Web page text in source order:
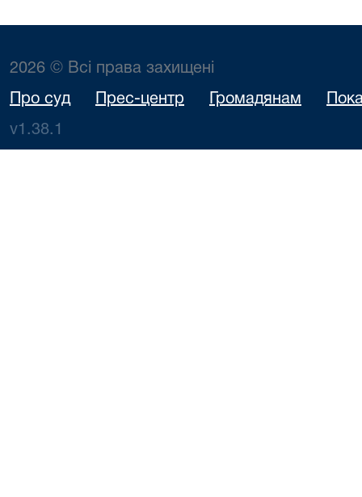
2026 © Всі права захищені
Про суд Прес-центр Громадянам
v1.38.1